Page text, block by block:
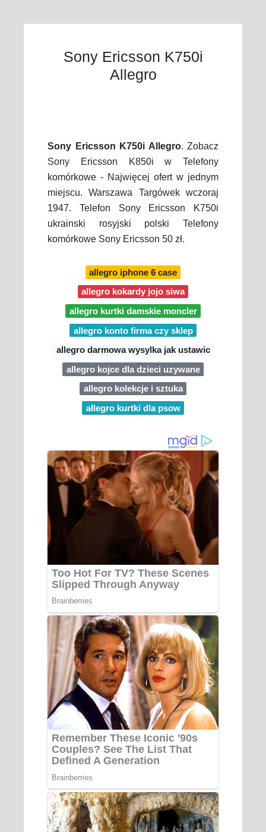
Sony Ericsson K750i
Allegro
Sony Ericsson K750i Allegro. Zobacz
Sony Ericsson K850i w Telefony
komórkowe - Najwięcej ofert w jednym
miejscu. Warszawa Targówek wczoraj
1947. Telefon Sony Ericsson K750i
ukrainski rosyjski polski Telefony
komórkowe Sony Ericsson 50 zł.
allegro iphone 6 case
allegro kokardy jojo siwa
allegro kurtki damskie moncler
allegro konto firma czy sklep
allegro darmowa wysylka jak ustawic
allegro kojce dla dzieci uzywane
allegro kolekcje i sztuka
allegro kurtki dla psow